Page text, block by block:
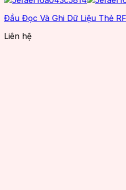
Đầu Đọc Và Ghi Dữ Liệu Thẻ
Liên hệ